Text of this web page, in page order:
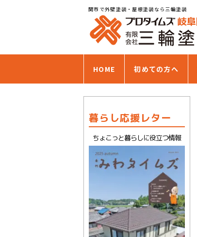
関市で外壁塗装・屋根塗装なら三輪塗装
HOME 初めての方へ
暮らし応援レター
ちょこっと暮らしに役立つ情報